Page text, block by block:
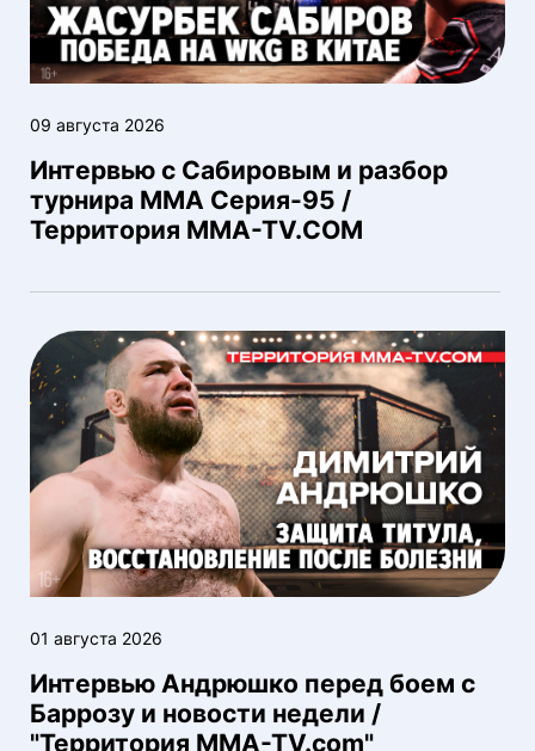
09 августа 2026
Интервью с Сабировым и разбор
турнира ММА Серия-95 /
Территория MMA-TV.COM
01 августа 2026
Интервью Андрюшко перед боем с
Баррозу и новости недели /
"Территория MMA-TV.com"